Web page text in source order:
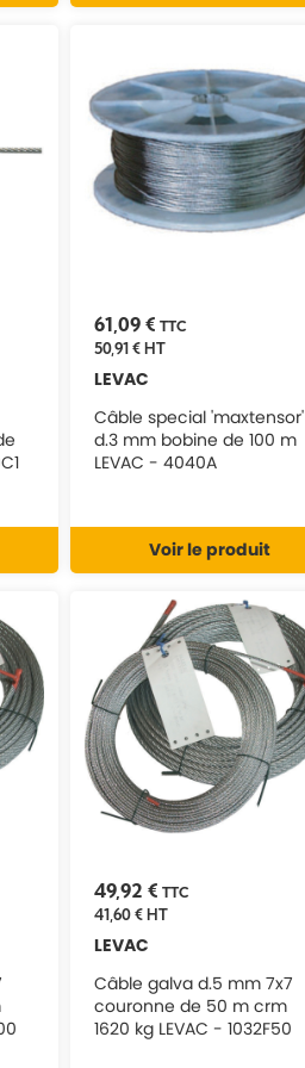
61,09 € TTC
50,91 €HT
LEVAC
Câble special 'maxtensor'
d.3 mm bobine de 100 m
LEVAC - 4040A
Voir le produit
49,92 € TTC
41,60 €HT
LEVAC
Câble galva d.5 mm 7x7
couronne de 50 m crm
1620 kg LEVAC - 1032F50